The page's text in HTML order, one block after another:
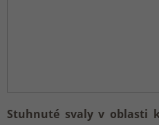
Stuhnuté svaly v oblasti